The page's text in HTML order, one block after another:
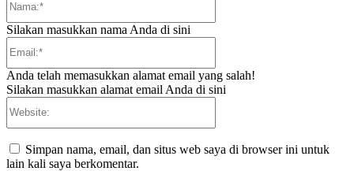
Silakan masukkan nama Anda di sini
Anda telah memasukkan alamat email yang salah!
Silakan masukkan alamat email Anda di sini
Simpan nama, email, dan situs web saya di browser ini untuk
lain kali saya berkomentar.